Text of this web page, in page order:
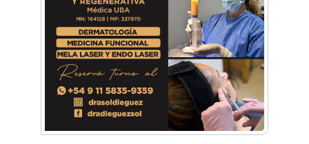
Sexo, deseo y vínculos: La Lic. Cecilia Ce llega a
Morón con "Encendé tu motor"
Silvia Villalba presentó Caudal Interno: "Tiene
que ver con el mensaje que quiero entregar
desde mi ser"
Planspiel: Conocé la experiencia educativa en
alemán que reunió a estudiantes de
Hurlingham y Quilmes